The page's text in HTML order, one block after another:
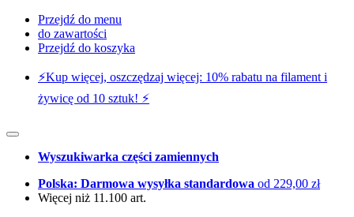
Przejdź do menu
do zawartości
Przejdź do koszyka
⚡️Kup więcej, oszczędzaj więcej: 10% rabatu na filament i
żywicę od 10 sztuk! ⚡️
Wyszukiwarka części zamiennych
Polska: Darmowa wysyłka standardowa od 229,00 zł
Więcej niż 11.100 art.